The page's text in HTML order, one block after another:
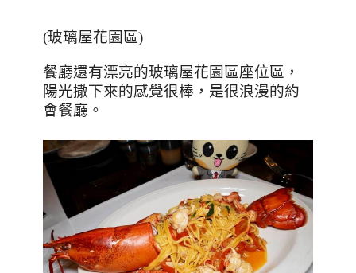
(玻璃屋花園區)
餐廳還有漂亮的玻璃屋花園區座位區，
陽光撒下來的感覺很棒，是很浪漫的約
會餐廳。